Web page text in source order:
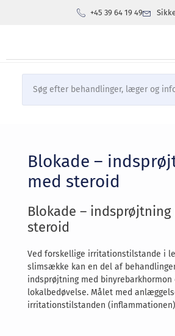
+45 39 64 19 49
Blokade –
med steroid
Blokade – indsprøjtning
steroid
Ved forskellige irritationstilstande i
slimsække kan en del af
indsprøjtning med
lokalbedøvelse. Målet med
irritationstilstanden